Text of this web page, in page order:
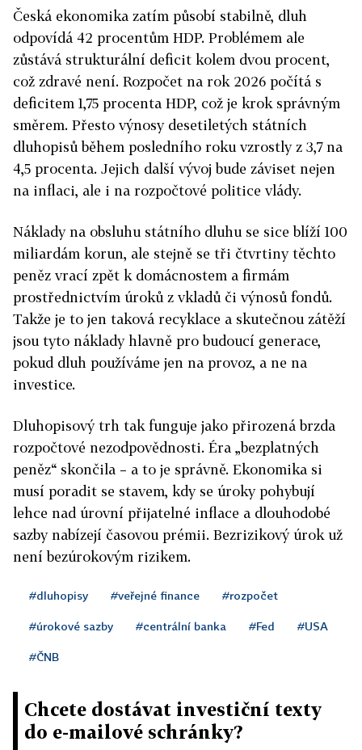
Česká ekonomika zatím působí stabilně, dluh
odpovídá 42 procentům HDP. Problémem ale
zůstává strukturální deficit kolem dvou procent,
což zdravé není. Rozpočet na rok 2026 počítá s
deficitem 1,75 procenta HDP, což je krok správným
směrem. Přesto výnosy desetiletých státních
dluhopisů během posledního roku vzrostly z 3,7 na
4,5 procenta. Jejich další vývoj bude záviset nejen
na inflaci, ale i na rozpočtové politice vlády.
Náklady na obsluhu státního dluhu se sice blíží 100
miliardám korun, ale stejně se tři čtvrtiny těchto
peněz vrací zpět k domácnostem a firmám
prostřednictvím úroků z vkladů či výnosů fondů.
Takže je to jen taková recyklace a skutečnou zátěží
jsou tyto náklady hlavně pro budoucí generace,
pokud dluh používáme jen na provoz, a ne na
investice.
Dluhopisový trh tak funguje jako přirozená brzda
rozpočtové nezodpovědnosti. Éra „bezplatných
peněz“ skončila – a to je správně. Ekonomika si
musí poradit se stavem, kdy se úroky pohybují
lehce nad úrovní přijatelné inflace a dlouhodobé
sazby nabízejí časovou prémii. Bezrizikový úrok už
není bezúrokovým rizikem.
#dluhopisy #veřejné finance #rozpočet
#úrokové sazby #centrální banka #Fed #USA
#ČNB
Chcete dostávat investiční texty
do e-mailové schránky?